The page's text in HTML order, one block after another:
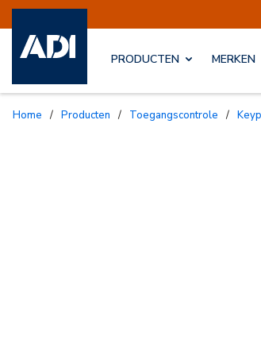
PRODUCTEN MERKEN
Home / Producten / Toegangscontrole /